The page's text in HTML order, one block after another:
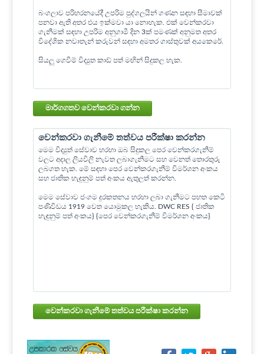
බංගලාව පරිහරනයේදී උපරිම පුද්ගලයින් ගණන සඳහා සීමාවක්
පනවා ඇති අතර එය ඉක්මවා යා නොහැක. එක් වෙන්කරවා
ගැනීමක් සඳහා උපරිම අනුගාමී දින 3ක් පමණක් අනුමත අතර
විදේශික නවාතැන් කරුවන් සඳහා අමතර ගාස්තුවක් අයකෙරේ.
සියලු ගෙවීම් විද්‍යුත කාඩ් පත් මඟින් සිදුකල හැක.
මාර්ගගතව වෙන්කරවා ගන්න
වෙන්කරවා ගැනීමේ තත්වය පරීක්ෂා කරන්න
මෙම විද්‍යුත් සේවාව හරහා ඔබ සිදුකල පෙර වෙන්කරගැනීම්
වලට අදාල ලියවිලි නැවත ලබාගැනීමට සහ වෙනත් තොරතුරු
ලබගත හැක. මේ සඳහා පෙර වෙන්කරගැනීම් විමර්ශන අංකය
සහ ජාතික හැඳුනුම් පත් අංකය ඇතුලත් කරන්න.
මෙම සේවාව ජංගම දුරකතනය හරහා ලබා ගැනීමට පහත කෙටි
පණිවිඩය 1919 වෙත යොමුකල හැකිය. DWC RES { ජාතික
හැඳුනුම් පත් අංකය} {පෙර වෙන්කරගැනීම් විමර්ශන අංකය}
වෙන්කරවා ගැනීමේ තත්වය පරීක්ෂා කරන්න